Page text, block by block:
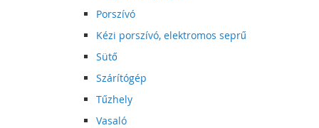
Porszívó
Kézi porszívó, elektromos seprű
Sütő
Szárítógép
Tűzhely
Vasaló